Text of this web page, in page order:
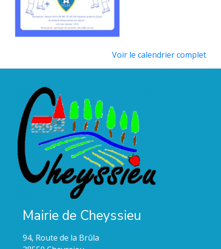
Voir le calendrier complet
Mairie de Cheyssieu
94, Route de la Brûla